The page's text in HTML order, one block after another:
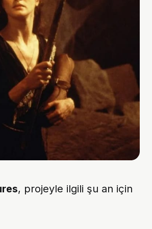
, projeyle ilgili şu an için